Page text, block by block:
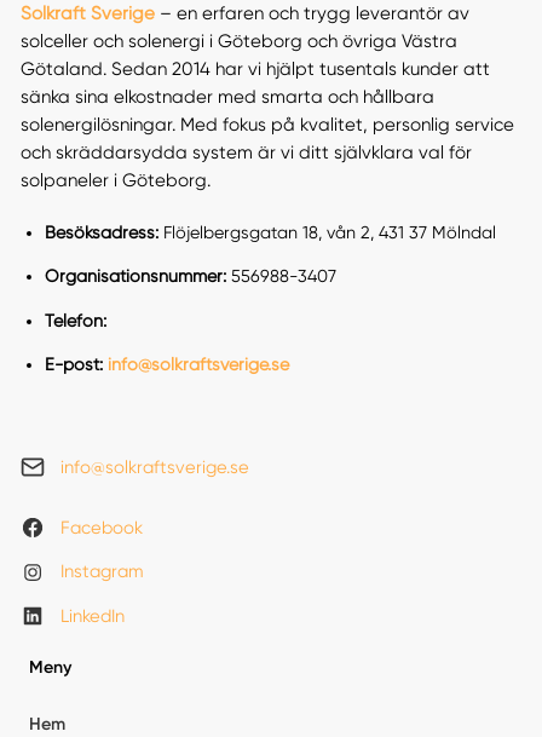
Solkraft Sverige– en erfaren och trygg leverantör av
solceller och solenergi i Göteborg och övriga Västra
Götaland. Sedan 2014 har vi hjälpt tusentals kunder att
sänka sina elkostnader med smarta och hållbara
solenergilösningar. Med fokus på kvalitet, personlig service
och skräddarsydda system är vi ditt självklara val för
solpaneler i Göteborg.
Besöksadress: Flöjelbergsgatan 18, vån 2, 431 37 Mölndal
Organisationsnummer: 556988-3407
Telefon:
E-post: info@solkraftsverige.se
info@solkraftsverige.se
Facebook
Instagram
LinkedIn
Meny
Hem